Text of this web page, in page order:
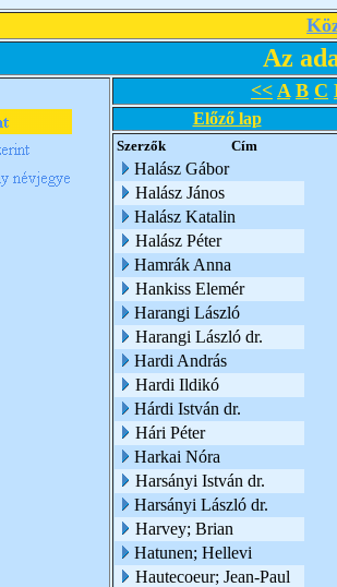
Az
<< A B C
Előző lap
Szerzők Cím
Halász Gábor
Halász János
Halász Katalin
Halász Péter
Hamrák Anna
Hankiss Elemér
Harangi László
Harangi László dr.
Hardi András
Hardi Ildikó
Hárdi István dr.
Hári Péter
Harkai Nóra
Harsányi István dr.
Harsányi László dr.
Harvey; Brian
Hatunen; Hellevi
Hautecoeur; Jean-Paul